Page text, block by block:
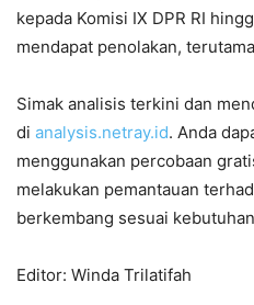
kepada Komisi IX DPR RI
mendapat penolakan,
Simak analisis terkini dan
di analysis.netray.id. Anda
menggunakan percobaan
melakukan pemantauan
berkembang sesuai
Editor: Winda Trilatifah